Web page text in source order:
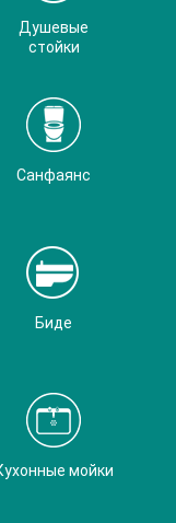
Душевые
стойки
Санфаянс
Биде
мойки